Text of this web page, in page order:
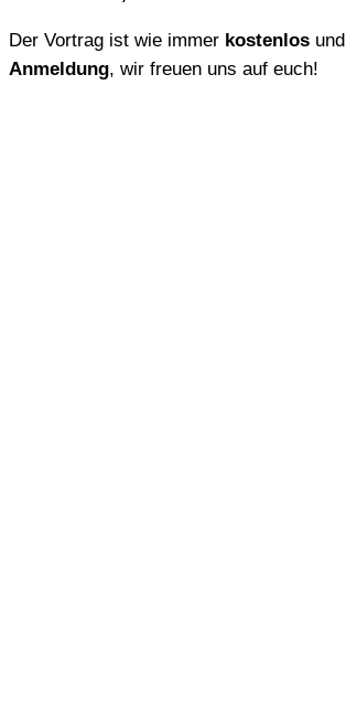
Der Vortrag ist wie immer kostenlos und
Anmeldung, wir freuen uns auf euch!